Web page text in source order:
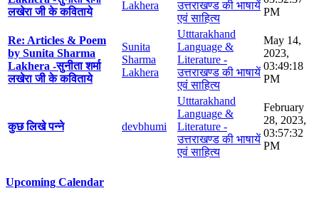
लखेरा जी के कविताये
Lakhera
उत्तराखण्ड की भाषायें
एवं साहित्य
PM
Re: Articles & Poem
by Sunita Sharma
Lakhera -सुनीता शर्मा
लखेरा जी के कविताये
Sunita
Sharma
Lakhera
Utttarakhand
Language &
Literature -
उत्तराखण्ड की भाषायें
एवं साहित्य
May 14,
2023,
03:49:18
PM
कुछ लिखे पन्ने devbhumi
Utttarakhand
Language &
Literature -
उत्तराखण्ड की भाषायें
एवं साहित्य
February
28, 2023,
03:57:32
PM
Upcoming Calendar